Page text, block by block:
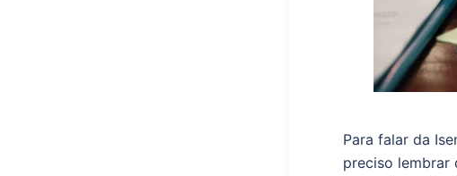
Para falar da
preciso lembrar